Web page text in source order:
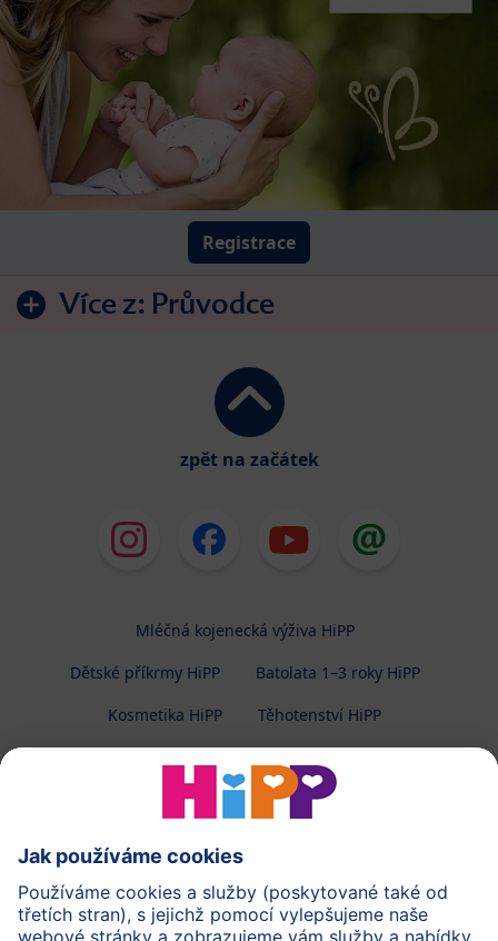
Registrace
Více z: Průvodce
zpět na začátek
Mléčná kojenecká výživa HiPP
Dětské příkrmy HiPP
Batolata 1–3 roky HiPP
Kosmetika HiPP
Těhotenství HiPP
Ochrana osobních údajů
Zpracování osobních údajů (BabyClub)
Zpracování osobních údajů (Fotosoutěž)